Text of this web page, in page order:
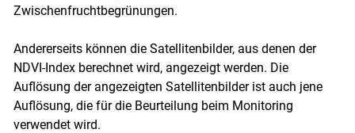
Skip to main content
Zwischenfruchtbegrünungen.
Andererseits können die Satellitenbilder, aus denen der
NDVI-Index berechnet wird, angezeigt werden. Die
Auflösung der angezeigten Satellitenbilder ist auch jene
Auflösung, die für die Beurteilung beim Monitoring
verwendet wird.